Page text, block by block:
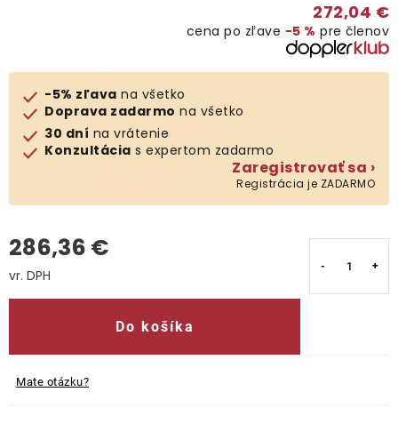
Predávané značky
Klub výhod
Kontakty
272,04 €
cena po zľave −5 % pre členov
-5% zľava na všetko
Doprava zadarmo na všetko
30 dní na vrátenie
Konzultácia s expertom zadarmo
Zaregistrovať sa ›
Registrácia je ZADARMO
286,36 €
Do košíka
Mate otázku?